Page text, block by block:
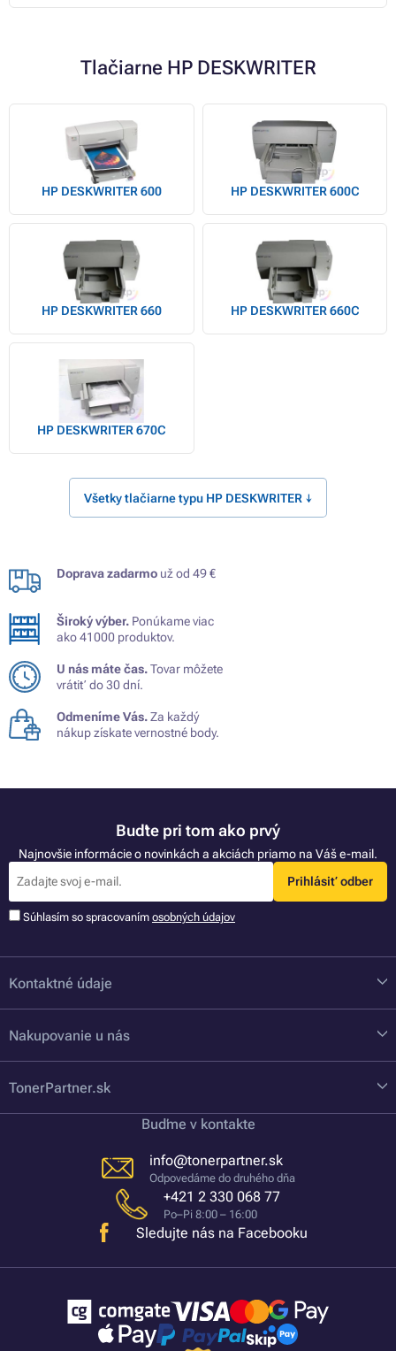
Tlačiarne HP DESKWRITER
HP DESKWRITER 600 HP DESKWRITER 600C
HP DESKWRITER 660 HP DESKWRITER 660C
HP DESKWRITER 670C
Všetky tlačiarne typu HP DESKWRITER ↓
Doprava zadarmo už od 49 €
Široký výber. Ponúkame viac
ako 41000 produktov.
U nás máte čas.Tovar môžete
vrátiť do 30 dní.
Odmeníme Vás.Za každý
nákup získate vernostné body.
Buďte pri tom ako prvý
Najnovšie informácie o novinkách a akciách priamo na Váš e-mail.
Prihlásiť odber
Súhlasím so spracovaním osobných údajov
Kontaktné údaje
Nakupovanie u nás
TonerPartner.sk
Buďme v kontakte
info@tonerpartner.sk
Odpovedáme do druhého dňa
+421 2 330 068 77
Po–Pi 8:00 – 16:00
Sledujte nás na Facebooku